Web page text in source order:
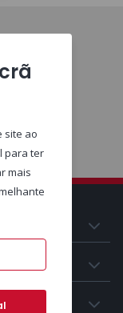
site ao
para ter
mais